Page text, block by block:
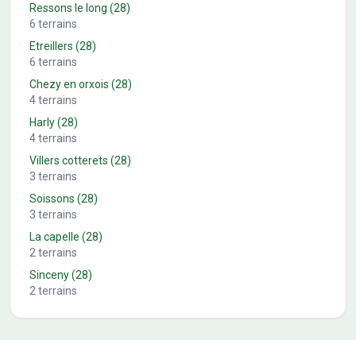
Ressons le long (28)
6 terrains
Etreillers (28)
6 terrains
Chezy en orxois (28)
4terrains
Harly(28)
4terrains
Villers cotterets (28)
3 terrains
Soissons (28)
3 terrains
La capelle (28)
2 terrains
Sinceny(28)
2 terrains